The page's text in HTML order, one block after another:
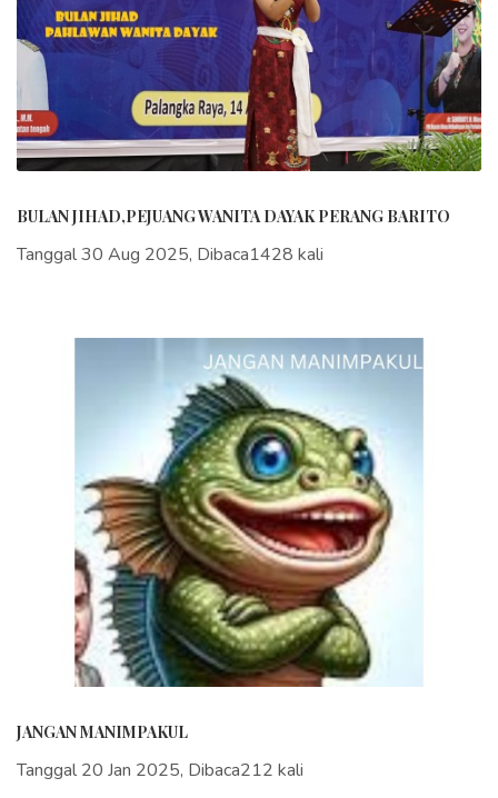
BULAN JIHAD,PEJUANG WANITA DAYAK PERANG BARITO
Tanggal 30 Aug 2025, Dibaca1428 kali
JANGAN MANIMPAKUL
Tanggal 20 Jan 2025, Dibaca212 kali